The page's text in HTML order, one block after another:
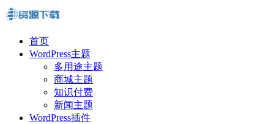
首页
WordPress主题
多用途主题
商城主题
知识付费
新闻主题
WordPress插件